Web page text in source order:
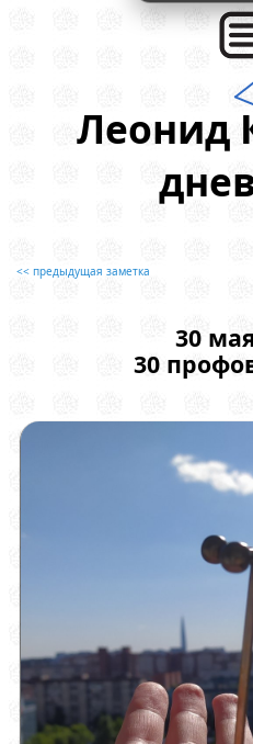
Леонид
<< предыдущая заметка
30
30